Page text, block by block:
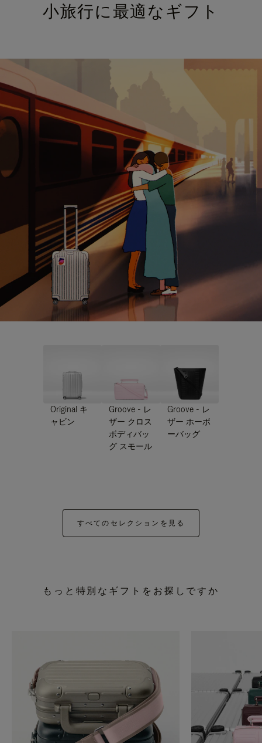
小旅行に最適なギフト
Original キ
ャビン
Groove - レ
ザー クロス
ボディバッ
グ スモール
Groove - レ
ザー ホーボ
ーバッグ
すべてのセレクションを見る
もっと特別なギフトをお探しですか